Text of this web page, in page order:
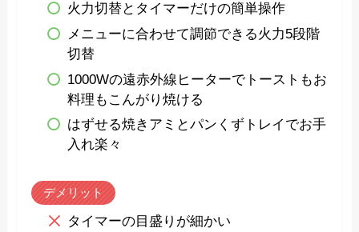
火力切替とタイマーだけの簡単操作
メニューに合わせて調節できる火力5段階
切替
1000Wの遠赤外線ヒーターでトーストもお
料理もこんがり焼ける
はずせる焼きアミとパンくずトレイでお手
入れ楽々
デメリット
タイマーの目盛りが細かい